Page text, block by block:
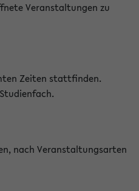
Veranstaltungen zu
Zeiten stattfinden.
nach Veranstaltungsarten